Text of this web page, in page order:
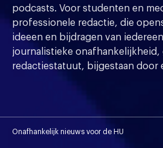
podcasts. Voor studenten en
professionele redactie, die
ideeen en bijdragen van
journalistieke
redactiestatuut, bijgestaan door
Onafhankelijk nieuws voor de HU